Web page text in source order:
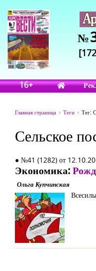
№
16+
Главная страница Теги Тег:
Сельское
● №41 (1282) от
Экономика:
Ольга Купчинская